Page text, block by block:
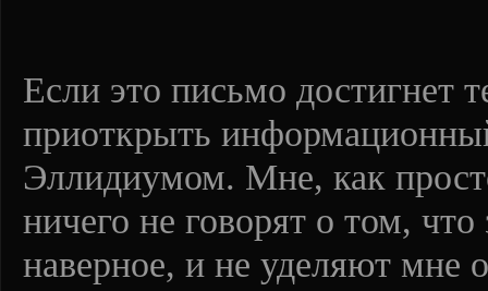
Если это письмо достигнет
приоткрыть
Эллидиумом. Мне, как
ничего не говорят о том,
наверное, и не уделяют мне